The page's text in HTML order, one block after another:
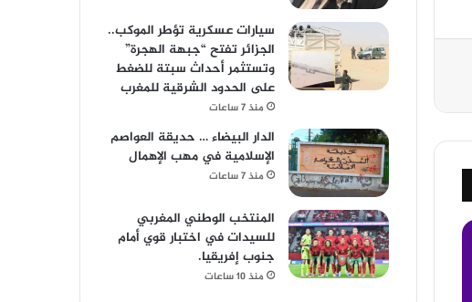
سيارات عسكرية تؤطر الموكب..
الجزائر تفتح “جبهة الهجرة”
وتستثمر أحداث سبتة للضغط
على الحدود الشرقية للمغرب
منذ 7 ساعات
الدار البيضاء … حديقة العواصم
الإسلامية في مهب الإهمال
منذ 7 ساعات
المنتخب الوطني المغربي
للسيدات في اختبار قوي أمام
جنوب إفريقيا.
منذ 10 ساعات